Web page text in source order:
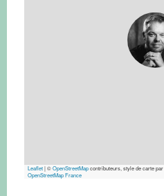
Leaflet|©OpenStreetMapcontributeurs, style de carte par
OpenStreetMap France